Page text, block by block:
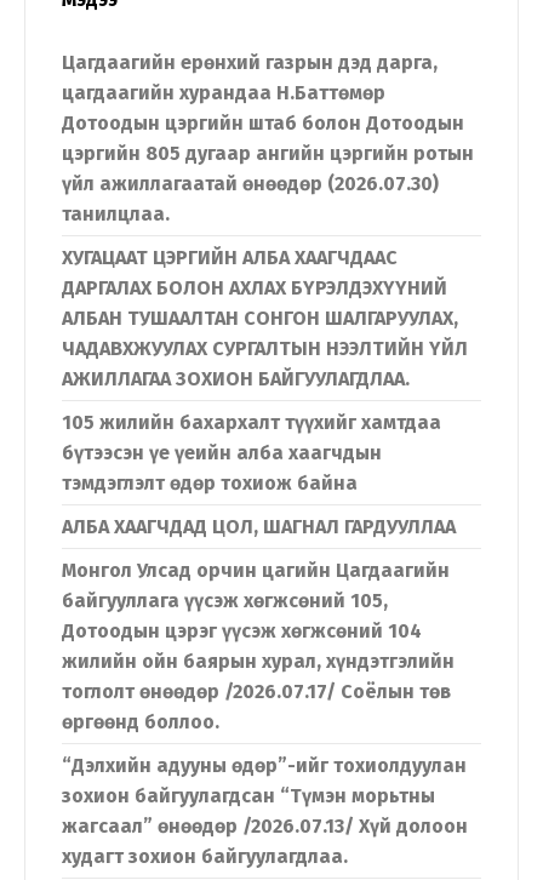
Цагдаагийн ерөнхий газрын дэд дарга,
цагдаагийн хурандаа Н.Баттөмөр
Дотоодын цэргийн штаб болон Дотоодын
цэргийн 805 дугаар ангийн цэргийн ротын
үйл ажиллагаатай өнөөдөр (2026.07.30)
танилцлаа.
ХУГАЦААТ ЦЭРГИЙН АЛБА ХААГЧДААС
ДАРГАЛАХ БОЛОН АХЛАХ БҮРЭЛДЭХҮҮНИЙ
АЛБАН ТУШААЛТАН СОНГОН ШАЛГАРУУЛАХ,
ЧАДАВХЖУУЛАХ СУРГАЛТЫН НЭЭЛТИЙН ҮЙЛ
АЖИЛЛАГАА ЗОХИОН БАЙГУУЛАГДЛАА.
105 жилийн бахархалт түүхийг хамтдаа
бүтээсэн үе үеийн алба хаагчдын
тэмдэглэлт өдөр тохиож байна
АЛБА ХААГЧДАД ЦОЛ, ШАГНАЛ ГАРДУУЛЛАА
Монгол Улсад орчин цагийн Цагдаагийн
байгууллага үүсэж хөгжсөний 105,
Дотоодын цэрэг үүсэж хөгжсөний 104
жилийн ойн баярын хурал, хүндэтгэлийн
тоглолт өнөөдөр /2026.07.17/ Соёлын төв
өргөөнд боллоо.
“Дэлхийн адууны өдөр”-ийг тохиолдуулан
зохион байгуулагдсан “Түмэн морьтны
жагсаал” өнөөдөр /2026.07.13/ Хүй долоон
худагт зохион байгуулагдлаа.